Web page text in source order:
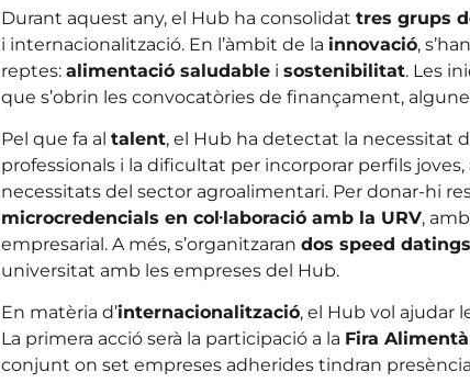
Durant aquest any, el Hub ha consolidat tres grups
i internacionalització. En l’àmbit de la innovació,
reptes: alimentació saludablei sostenibilitat. Les
que s’obrin les convocatòries de finançament,
Pel que fa al talent, el Hub ha detectat la necessitat
professionals i la dificultat per incorporar perfils
necessitats del sector agroalimentari. Per donar-hi
microcredencials en col·laboració amb la URV,
empresarial. A més, s’organitzaran dos speed datings
universitat amb les empreses del Hub.
En matèria d’internacionalització, el Hub vol ajudar
La primera acció serà la participació a la Fira
conjunt on set empreses adherides tindran